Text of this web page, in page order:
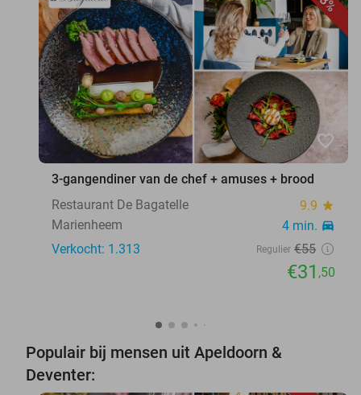
favorite_border
3-gangendiner van de chef + amuses + brood
Restaurant De Bagatelle
9.9 star
Marienheem 4 min. directions_car
Verkocht: 1.313 Regulier €55
€31 ,50
Populair bij mensen uit Apeldoorn &
Deventer: